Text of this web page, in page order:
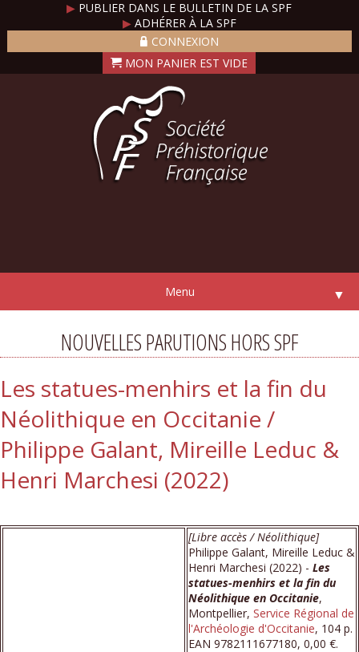
▶ PUBLIER DANS LE BULLETIN DE LA SPF
▶ADHÉRER À LA SPF
CONNEXION
Menu ▼
NOUVELLES PARUTIONS HORS SPF
Les statues-menhirs et la fin du
Néolithique en Occitanie /
Philippe Galant, Mireille Leduc &
Henri Marchesi (2022)
[Libre accès / Néolithique]
Philippe Galant, Mireille Leduc &
Henri Marchesi (2022) - Les
statues-menhirs et la fin du
Néolithique en Occitanie,
Montpellier, Service Régional de
l'Archéologie d'Occitanie, 104 p.
EAN 9782111677180, 0,00 €.